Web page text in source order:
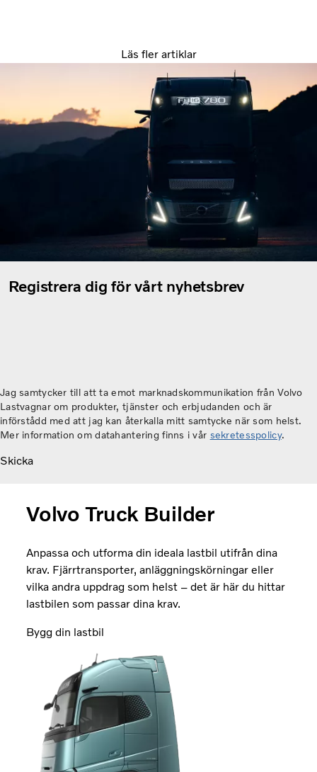
Läs fler artiklar
Registrera dig för vårt nyhetsbrev
Jag samtycker till att ta emot marknadskommunikation från Volvo
Lastvagnar om produkter, tjänster och erbjudanden och är
införstådd med att jag kan återkalla mitt samtycke när som helst.
Mer information om datahantering finns i vår sekretesspolicy.
Skicka
Volvo Truck Builder
Anpassa och utforma din ideala lastbil utifrån dina
krav. Fjärrtransporter, anläggningskörningar eller
vilka andra uppdrag som helst – det är här du hittar
lastbilen som passar dina krav.
Bygg din lastbil